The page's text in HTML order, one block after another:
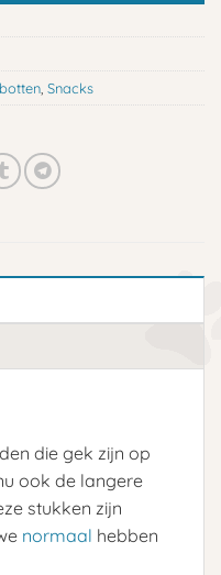
, Snacks
die gek zijn op
ook de langere
stukken zijn
normaal hebben